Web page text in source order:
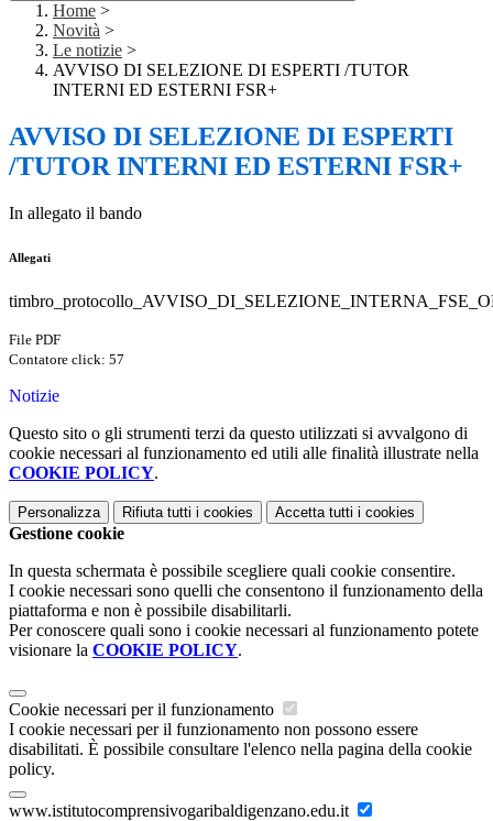
Home >
Novità >
Le notizie >
AVVISO DI SELEZIONE DI ESPERTI /TUTOR
INTERNI ED ESTERNI FSR+
AVVISO DI SELEZIONE DI ESPERTI
/TUTOR INTERNI ED ESTERNI FSR+
In allegato il bando
Allegati
File PDF
Contatore click: 57
Notizie
Questo sito o gli strumenti terzi da questo utilizzati si avvalgono di
cookie necessari al funzionamento ed utili alle finalità illustrate nella
COOKIE POLICY.
Personalizza Rifiuta tutti i cookies Accetta tutti i cookies
Gestione cookie
In questa schermata è possibile scegliere quali cookie consentire.
I cookie necessari sono quelli che consentono il funzionamento della
piattaforma e non è possibile disabilitarli.
Per conoscere quali sono i cookie necessari al funzionamento potete
visionare la COOKIE POLICY.
Cookie necessari per il funzionamento
I cookie necessari per il funzionamento non possono essere
disabilitati. È possibile consultare l'elenco nella pagina della cookie
policy.
www.istitutocomprensivogaribaldigenzano.edu.it